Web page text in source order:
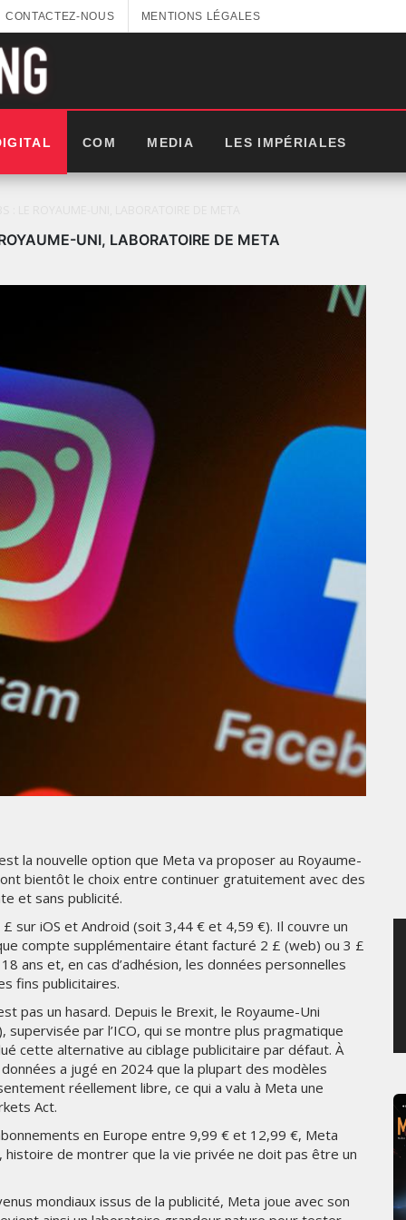
CONTACTEZ-NOUS MENTIONS LÉGALES
COM MEDIA LES IMPÉRIALES
UNI, LABORATOIRE DE META
la nouvelle option que Meta va proposer au Royaume-
bientôt le choix entre continuer gratuitement avec des
et sans publicité.
sur iOS et Android (soit 3,44 € et 4,59 €). Il couvre un
compte supplémentaire étant facturé 2 £ (web) ou 3 £
ans et, en cas d’adhésion, les données personnelles
fins publicitaires.
pas un hasard. Depuis le Brexit, le Royaume-Uni
supervisée par l’ICO, qui se montre plus pragmatique
cette alternative au ciblage publicitaire par défaut. À
a jugé en 2024 que la plupart des modèles
réellement libre, ce qui a valu à Meta une
Act.
en Europe entre 9,99 € et 12,99 €, Meta
histoire de montrer que la vie privée ne doit pas être un
mondiaux issus de la publicité, Meta joue avec son
LES IMPÉRIALES WEEK 2025:
THE PARADIGM SHIFT –
BUSINESS. PEOPLE. TECH
VENDREDI 10 JANVIER 2025
RENTRÉE UNIVERSITAIRE : IKEA
CANADA LANCE « MADE FOR
ÉTUDIANTS